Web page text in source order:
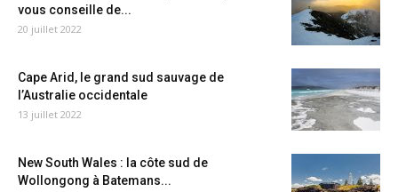
vous conseille de...
20 juillet 2022
Cape Arid, le grand sud sauvage de
l’Australie occidentale
13 juillet 2022
New South Wales : la côte sud de
Wollongong à Batemans...